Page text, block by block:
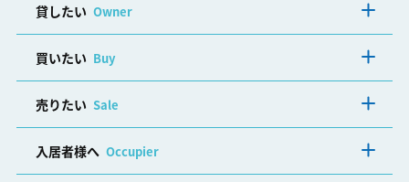
貸したい Owner
買いたい Buy
売りたい Sale
入居者様へ Occupier